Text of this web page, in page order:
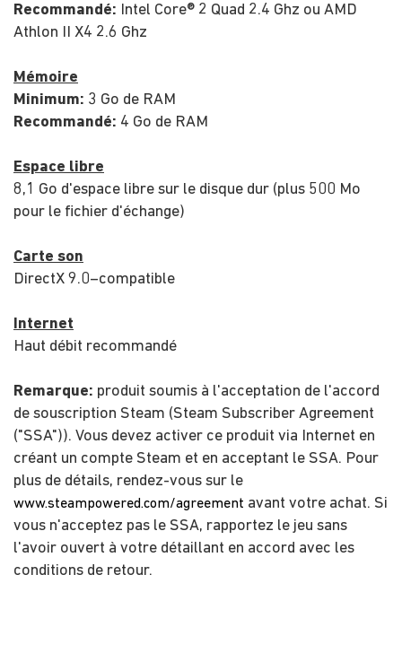
Recommandé: Intel Core® 2 Quad 2.4 Ghz ou AMD
Athlon II X4 2.6 Ghz
Mémoire
Minimum: 3 Go de RAM
Recommandé: 4 Go de RAM
Espace libre
8,1 Go d'espace libre sur le disque dur (plus 500 Mo
pour le fichier d'échange)
Carte son
DirectX 9.0–compatible
Internet
Haut débit recommandé
Remarque: produit soumis à l'acceptation de l'accord
de souscription Steam (Steam Subscriber Agreement
("SSA")). Vous devez activer ce produit via Internet en
créant un compte Steam et en acceptant le SSA. Pour
plus de détails, rendez-vous sur le
www.steampowered.com/agreement avant votre achat. Si
vous n'acceptez pas le SSA, rapportez le jeu sans
l'avoir ouvert à votre détaillant en accord avec les
conditions de retour.